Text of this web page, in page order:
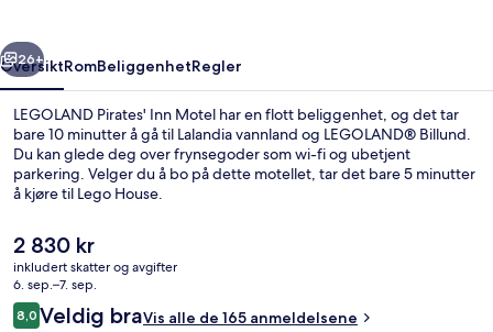
Neste
26+
OversiktRomBeliggenhetRegler
LEGOLAND Pirates' Inn Motel har en flott beliggenhet, og det tar
bare 10 minutter å gå til Lalandia vannland og LEGOLAND® Billund.
Du kan glede deg over frynsegoder som wi-fi og ubetjent
parkering. Velger du å bo på dette motellet, tar det bare 5 minutter
å kjøre til Lego House.
Den
nåværende
prisen
er
2 830 kr
2 830 kr
inkludert skatter og avgifter
6. sep.–7. sep.
Anmeldelser
8,08,0 av 10 –
Veldig braVis alle de 165 anmeldelsene